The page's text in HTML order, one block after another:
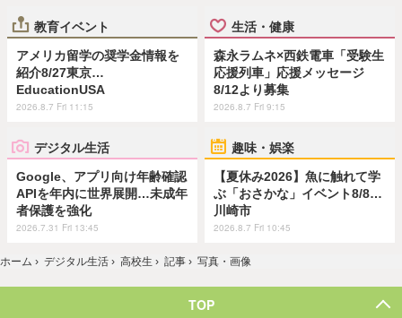
教育イベント
アメリカ留学の奨学金情報を
紹介8/27東京…
EducationUSA
2026.8.7 Fri 11:15
生活・健康
森永ラムネ×西鉄電車「受験生
応援列車」応援メッセージ
8/12より募集
2026.8.7 Fri 9:15
デジタル生活
Google、アプリ向け年齢確認
APIを年内に世界展開…未成年
者保護を強化
2026.7.31 Fri 13:45
趣味・娯楽
【夏休み2026】魚に触れて学
ぶ「おさかな」イベント8/8…
川崎市
2026.8.7 Fri 10:45
ホーム › デジタル生活 › 高校生 › 記事 › 写真・画像
TOP